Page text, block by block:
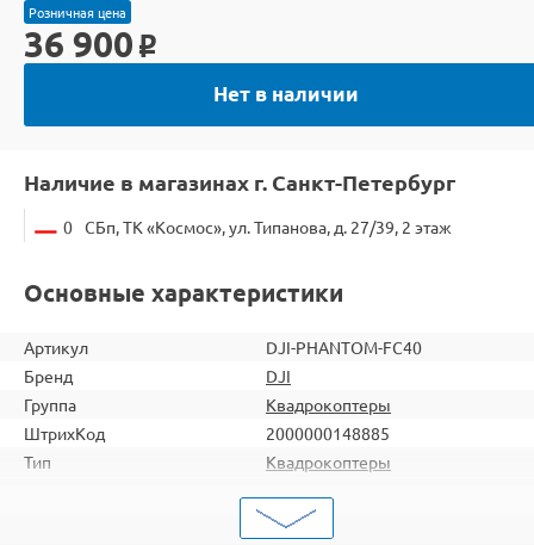
Розничная цена
36 900 o
Нет в наличии
Наличие в магазинах г. Санкт-Петербург
0 СБп, ТК «Космос», ул. Типанова, д. 27/39, 2 этаж
Основные характеристики
Артикул
DJI-PHANTOM-FC40
Бренд
DJI
Группа
Квадрокоптеры
ШтрихКод
2000000148885
Тип
Квадрокоптеры
с FPV